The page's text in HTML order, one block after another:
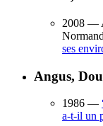
2008 —
ses
Angus,
1986 —
a-t-il un